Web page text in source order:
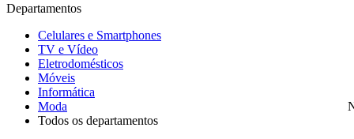
Departamentos
Celulares e Smartphones
TV e Vídeo
Eletrodomésticos
Móveis
Informática
Moda
Todos os departamentos